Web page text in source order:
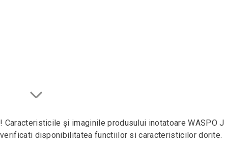
! Caracteristicile și imaginile produsului inotatoare
verificati disponibilitatea functiilor si caracteristicilor dorite.